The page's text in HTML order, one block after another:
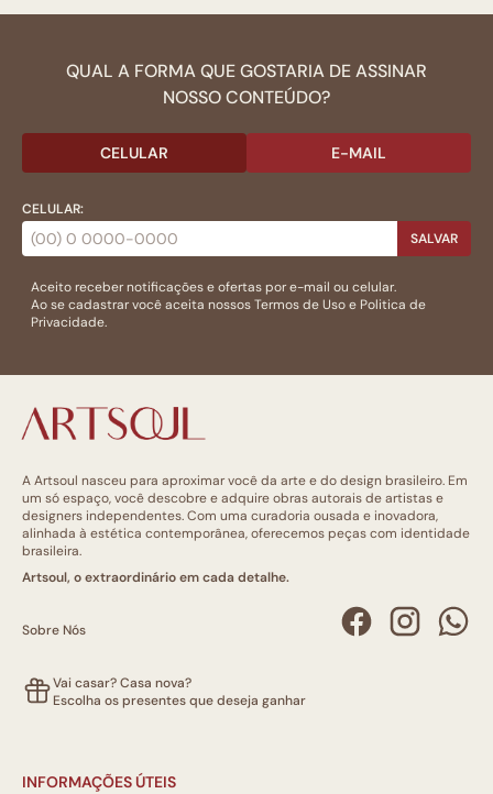
QUAL A FORMA QUE GOSTARIA DE ASSINAR
NOSSO CONTEÚDO?
CELULAR E-MAIL
CELULAR:
SALVAR
Aceito receber notificações e ofertas por e-mail ou celular.
Ao se cadastrar você aceita nossosTermos de Usoe Politica de
Privacidade.
A Artsoul nasceu para aproximar você da arte e do design brasileiro. Em
um só espaço, você descobre e adquire obras autorais de artistas e
designers independentes. Com uma curadoria ousada e inovadora,
alinhada à estética contemporânea, oferecemos peças com identidade
brasileira.
Artsoul, o extraordinário em cada detalhe.
Sobre Nós
Vai casar? Casa nova?
Escolha os presentes que deseja ganhar
INFORMAÇÕES ÚTEIS